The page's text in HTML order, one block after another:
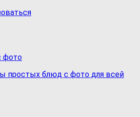
фото
простых блюд с фото для всей